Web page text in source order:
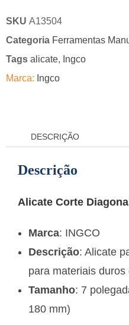
SKU A13504
Categoria Ferramentas
Tags alicate, Ingco
Marca: Ingco
DESCRIÇÃO
Descrição
Alicate Corte
Marca: INGCO
Descrição: Alicate
para materiais duros
Tamanho: 7
180 mm)